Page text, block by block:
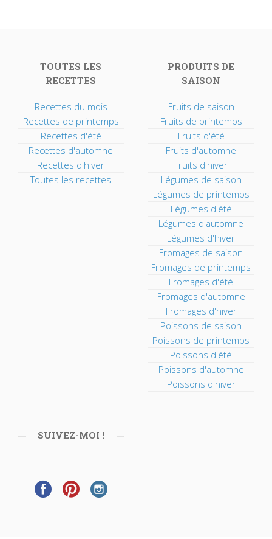
TOUTES LES
RECETTES
Recettes du mois
Recettes de printemps
Recettes d'été
Recettes d'automne
Recettes d'hiver
Toutes les recettes
PRODUITS DE
SAISON
Fruits de saison
Fruits de printemps
Fruits d'été
Fruits d'automne
Fruits d'hiver
Légumes de saison
Légumes de printemps
Légumes d'été
Légumes d'automne
Légumes d'hiver
Fromages de saison
Fromages de printemps
Fromages d'été
Fromages d'automne
Fromages d'hiver
Poissons de saison
Poissons de printemps
Poissons d'été
Poissons d'automne
Poissons d'hiver
SUIVEZ-MOI !